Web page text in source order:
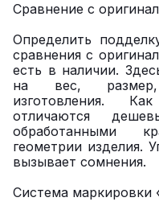
Сравнение с
Определить
сравнения с
есть в наличии.
на вес, размер,
изготовления.
отличаются
обработанными
геометрии изделия.
вызывает сомнения.
Система маркировки